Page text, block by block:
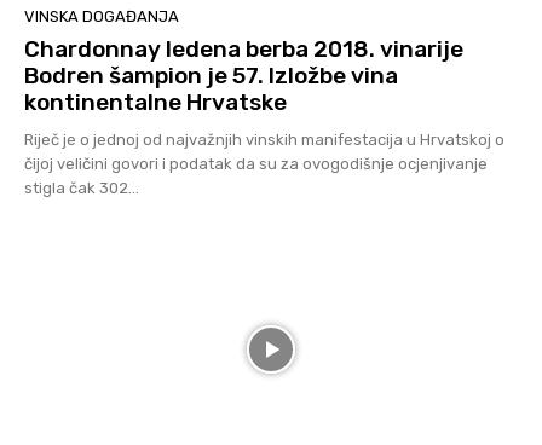
VINSKA DOGAĐANJA
Chardonnay ledena berba 2018. vinarije
Bodren šampion je 57. Izložbe vina
kontinentalne Hrvatske
Riječ je o jednoj od najvažnjih vinskih manifestacija u Hrvatskoj o
čijoj veličini govori i podatak da su za ovogodišnje ocjenjivanje
stigla čak 302...